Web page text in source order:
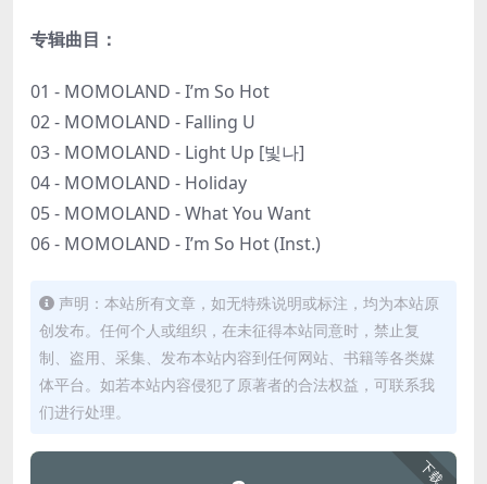
专辑曲目：
01 - MOMOLAND - I’m So Hot
02 - MOMOLAND - Falling U
03 - MOMOLAND - Light Up [빛나]
04 - MOMOLAND - Holiday
05 - MOMOLAND - What You Want
06 - MOMOLAND - I’m So Hot (Inst.)
声明：本站所有文章，如无特殊说明或标注，均为本站原
创发布。任何个人或组织，在未征得本站同意时，禁止复
制、盗用、采集、发布本站内容到任何网站、书籍等各类媒
体平台。如若本站内容侵犯了原著者的合法权益，可联系我
们进行处理。
下载